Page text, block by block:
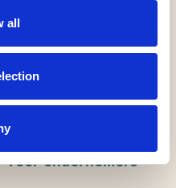
all
Voor ondernemers